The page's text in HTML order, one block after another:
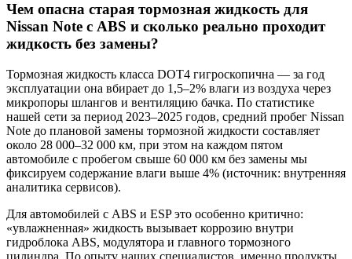
Чем опасна старая тормозная жидкость для
Nissan Note с ABS и сколько реально проходит
жидкость без замены?
Тормозная жидкость класса DOT4 гигроскопична — за год
эксплуатации она вбирает до 1,5–2% влаги из воздуха через
микропоры шлангов и вентиляцию бачка. По статистике
нашей сети за период 2023–2025 годов, средний пробег Nissan
Note до плановой замены тормозной жидкости составляет
около 28 000–32 000 км, при этом на каждом пятом
автомобиле с пробегом свыше 60 000 км без замены мы
фиксируем содержание влаги выше 4% (источник: внутренняя
аналитика сервисов).
Для автомобилей с ABS и ESP это особенно критично:
«увлажненная» жидкость вызывает коррозию внутри
гидроблока ABS, модулятора и главного тормозного
цилиндра. По опыту наших специалистов, именно продукты